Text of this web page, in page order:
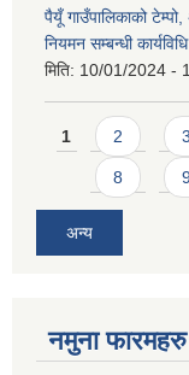
पैयूँ गाउँपालिकाको
नियमन सम्बन्धी
मिति: 10/01/2024 -
Pages
1 2 3
8
अन्य
नमुना फारमहरु